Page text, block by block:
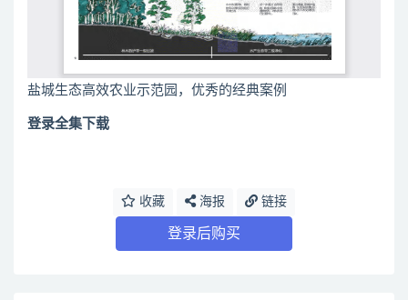
盐城生态高效农业示范园，优秀的经典案例
登录全集下载
收藏 海报 链接
登录后购买